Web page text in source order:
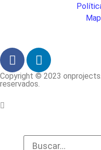
Copyright © 2023
reservados.